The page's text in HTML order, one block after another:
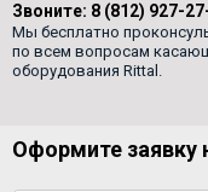
Звоните: 8 (812) 927-
Мы бесплатно
по всем вопросам
оборудования Rittal.
Оформите заявку